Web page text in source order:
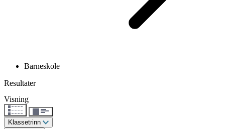
Barneskole
Resultater
Visning
Klassetrinn